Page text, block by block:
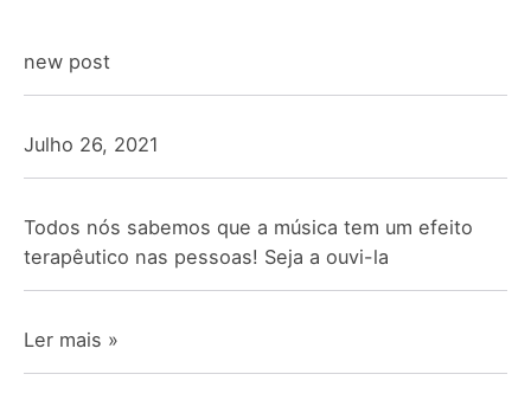
new post
Julho 26, 2021
Todos nós sabemos que a música tem um efeito
terapêutico nas pessoas! Seja a ouvi-la
Ler mais »